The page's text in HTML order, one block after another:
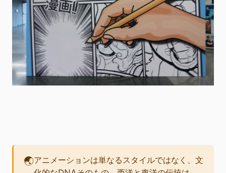
🌏アニメーションは単なるスタイルではなく、文